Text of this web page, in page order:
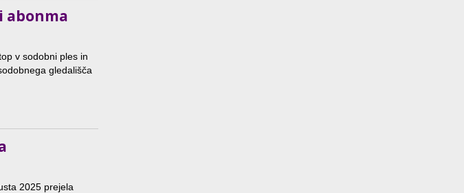
abonma
v sodobni ples in
gledališča
2025 prejela